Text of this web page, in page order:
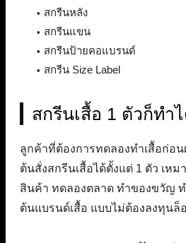
สกรีนหลัง
สกรีนแขน
สกรีนป้ายคอแบรนด์
สกรีน Size Label
สกรีนเสื้อ 1 ตัวก็ทำ
ลูกค้าที่ต้องการทดลองทำเสื้อก่อน
ต้นสั่งสกรีนเสื้อได้ตั้งแต่ 1 ตัว เหม
สินค้า ทดลองตลาด ทำของขวัญ ท
ต้นแบรนด์เสื้อ แบบไม่ต้องลงทุนล็